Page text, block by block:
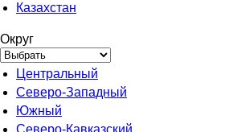
Казахстан
Округ
Центральный
Северо-Западный
Южный
Северо-Кавказский